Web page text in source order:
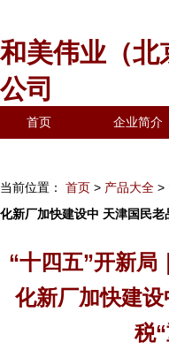
和美伟业（北
公司
首页 企业简介
当前位置： 首页 > 产品大全 >
化新厂加快建设中 天津国民老
“十四五”开新局
化新厂加快建
税